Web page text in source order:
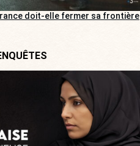
doit-elle fermer sa frontière